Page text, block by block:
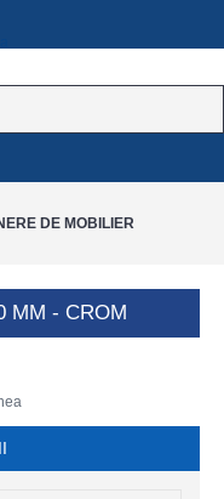
DE MOBILIER
MM - CROM